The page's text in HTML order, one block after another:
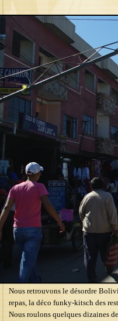
Nous retrouvons le désordre
repas, la déco funky-kitsch des
Nous roulons quelques dizaines